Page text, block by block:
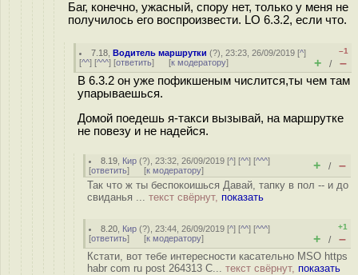
Баг, конечно, ужасный, спору нет, только у меня не
получилось его воспроизвести. LO 6.3.2, если что.
7.18 ,Водитель маршрутки (?), 23:23, 26/09/2019 [^]
[^^] [^^^] [ответить] [к модератору]
–1
+ / –
В 6.3.2 он уже пофикшеным числится,ты чем там
упарываешься.
Домой поедешь я-такси вызывай, на маршрутке
не повезу и не надейся.
8.19 Кир (?), 23:32, 26/09/2019 [^] [^^] [^^^]
[ответить] [к модератору] + / –
Так что ж ты беспокоишься Давай, тапку в пол -- и до
свиданья ... текст свёрнут, показать
8.20 Кир (?), 23:44, 26/09/2019 [^] [^^] [^^^]
[ответить] [к модератору]
+1
+ / –
Кстати, вот тебе интересности касательно MSO https
habr com ru post 264313 С... текст свёрнут, показать